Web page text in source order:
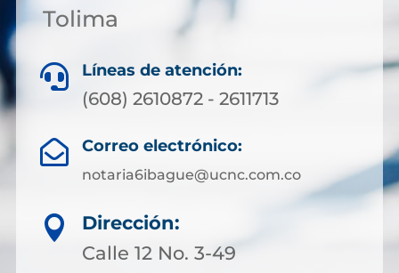
Tolima
 Líneas de atención:
(608) 2610872 - 2611713
 Correo electrónico:
notaria6ibague@ucnc.com.co

Dirección:
Calle 12 No. 3-49